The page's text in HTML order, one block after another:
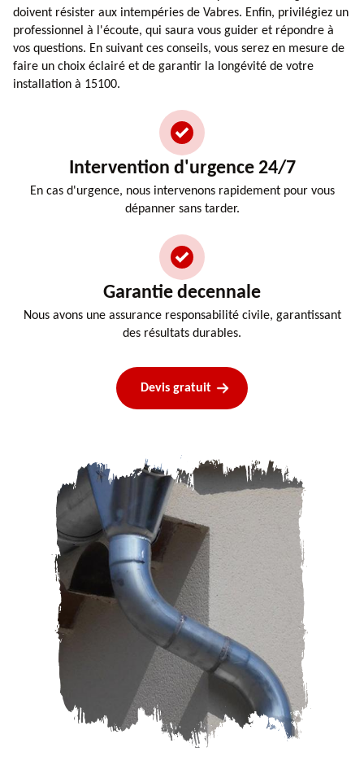
doivent résister aux intempéries de Vabres. Enfin, privilégiez un
professionnel à l'écoute, qui saura vous guider et répondre à
vos questions. En suivant ces conseils, vous serez en mesure de
faire un choix éclairé et de garantir la longévité de votre
installation à 15100.
Intervention d'urgence 24/7
En cas d'urgence, nous intervenons rapidement pour vous
dépanner sans tarder.
Garantie decennale
Nous avons une assurance responsabilité civile, garantissant
des résultats durables.
Devis gratuit